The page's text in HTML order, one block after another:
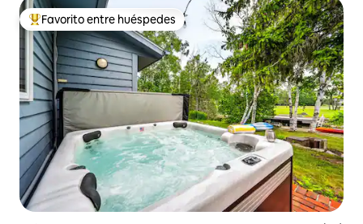
De los mejores en Favorito entre huéspedes
Favorito entre huéspedes